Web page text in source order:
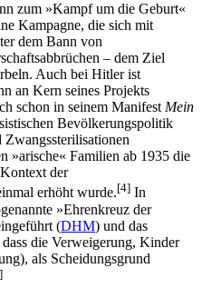
zum »Kampf um die Geburt«
Kampagne, die sich mit
dem Bann von
– dem Ziel
Auch bei Hitler ist
an Kern seines Projekts
schon in seinem ManifestMein
Bevölkerungspolitik
Zwangssterilisationen
»arische« Familien ab 1935 die
der
erhöht wurde.[4] In
»Ehrenkreuz der
(DHM) und das
die Verweigerung, Kinder
als Scheidungsgrund
]